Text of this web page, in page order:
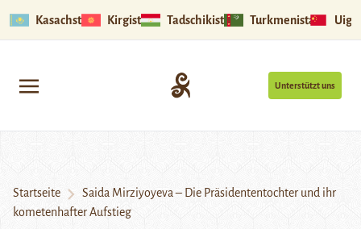
Kasachstan Kirgistan Tadschikistan Turkmenistan
Unterstützt uns
Startseite
Saida Mirziyoyeva – Die Präsidententochter und ihr
kometenhafter Aufstieg